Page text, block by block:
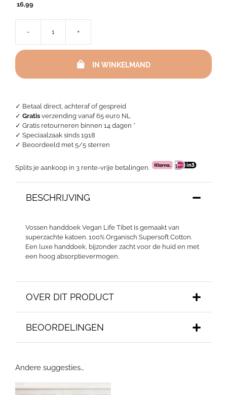
✓ Betaal direct, achteraf of gespreid
✓ Gratis verzending vanaf 65 euro NL
✓ Gratis retourneren binnen 14 dagen *
✓ Speciaalzaak sinds 1918
✓ Beoordeeld met 5/5 sterren
Splits je aankoop in 3 rente-vrije betalingen.
16,99
BESCHRIJVING
Vossen handdoek Vegan Life Tibet is gemaakt van
superzachte katoen. 100% Organisch Supersoft Cotton.
Een luxe handdoek, bijzonder zacht voor de huid en met
een hoog absorptievermogen.
OVER DIT PRODUCT
BEOORDELINGEN
-
handdoeken
Vegan
+
IN WINKELMAND
Andere suggesties…